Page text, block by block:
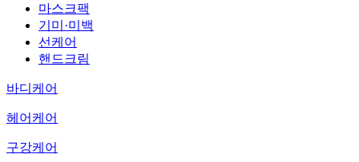
마스크팩
기미·미백
선케어
핸드크림
바디케어
헤어케어
구강케어